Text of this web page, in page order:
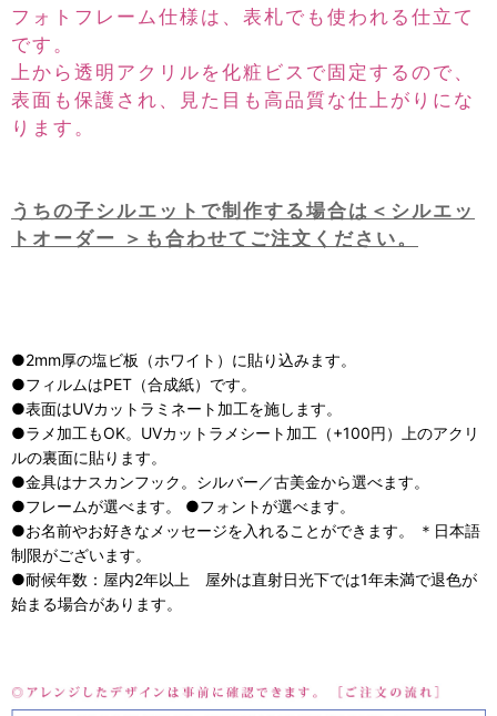
フォトフレーム仕様は、表札でも使われる仕立て
です。
上から透明アクリルを化粧ビスで固定するので、
表面も保護され、見た目も高品質な仕上がりにな
ります。
うちの子シルエットで制作する場合は＜シルエッ
トオーダー ＞も合わせてご注文ください。
●2mm厚の塩ビ板（ホワイト）に貼り込みます。
●フィルムはPET（合成紙）です。
●表面はUVカットラミネート加工を施します。
●ラメ加工もOK。UVカットラメシート加工（+100円）上のアクリ
ルの裏面に貼ります。
●金具はナスカンフック。シルバー／古美金から選べます。
●フレームが選べます。 ●フォントが選べます。
●お名前やお好きなメッセージを入れることができます。 ＊日本語
制限がございます。
●耐候年数：屋内2年以上 屋外は直射日光下では1年未満で退色が
始まる場合があります。